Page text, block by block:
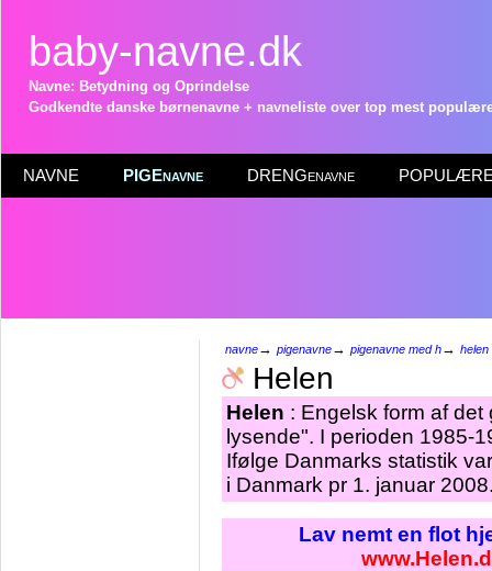
baby-navne.dk
Navne: Betydning og Oprindelse
Godkendte danske børnenavne + navneliste over top mest
NAVNE PIGEnavne DRENGenavne POPULÆRE
navne→ pigenavne→ pigenavne med h→ helen
Helen
Helen : Engelsk form af
lysende". I perioden 1985-
Ifølge Danmarks statistik
i Danmark pr 1. januar
Lav nemt en flot